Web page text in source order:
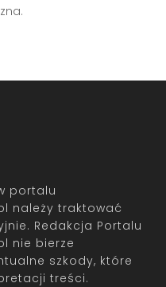
portalu
należy traktować
Redakcja Portalu
nie bierze
szkody, które
treści.